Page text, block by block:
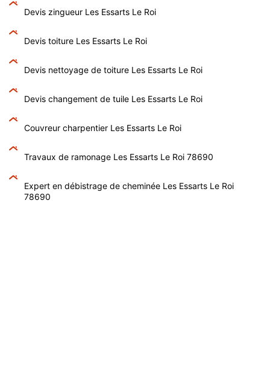
Devis zingueur Les Essarts Le Roi
Devis toiture Les Essarts Le Roi
Devis nettoyage de toiture Les Essarts Le Roi
Devis changement de tuile Les Essarts Le Roi
Couvreur charpentier Les Essarts Le Roi
Travaux de ramonage Les Essarts Le Roi 78690
Expert en débistrage de cheminée Les Essarts Le Roi
78690